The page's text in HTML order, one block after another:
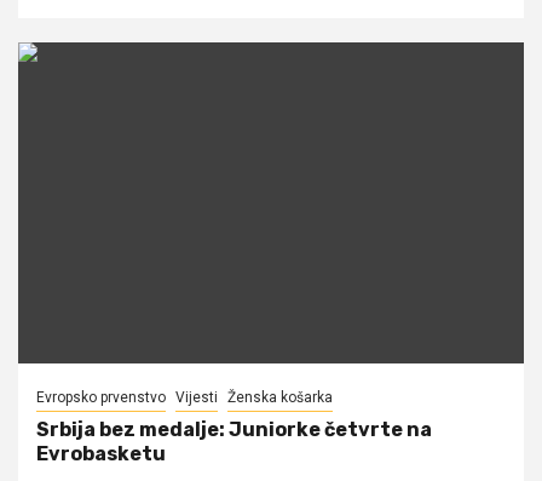
Evropsko prvenstvo Vijesti Ženska košarka
Srbija bez medalje: Juniorke četvrte na
Evrobasketu